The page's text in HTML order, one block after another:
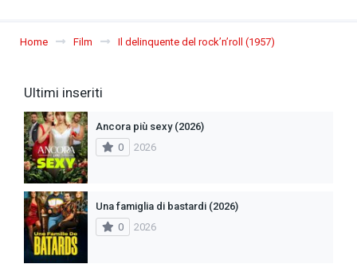
Home Film Il delinquente del rock’n’roll (1957)
Ultimi inseriti
Ancora più sexy (2026)
0
2026
Una famiglia di bastardi (2026)
0
2026